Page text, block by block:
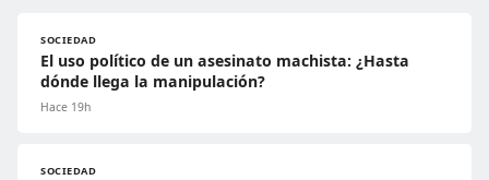
SOCIEDAD
El uso político de un asesinato machista: ¿Hasta
dónde llega la manipulación?
Hace 19h
SOCIEDAD